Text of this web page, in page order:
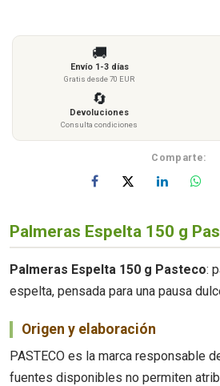
🚚
Envío 1-3 días
Gratis desde 70 EUR
🔄
Devoluciones
Consulta condiciones
Comparte:
Palmeras Espelta 150 g
Palmeras Espelta 150 g Pasteco:
espelta, pensada para una pausa
Origen y elaboración
PASTECO es la marca responsable
fuentes disponibles no permiten